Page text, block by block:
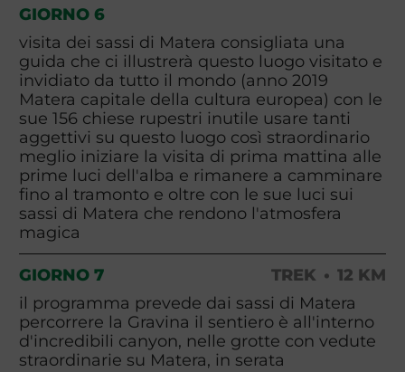
GIORNO 6
visita dei sassi di Matera consigliata una
guida che ci illustrerà questo luogo visitato e
invidiato da tutto il mondo (anno 2019
Matera capitale della cultura europea) con le
sue 156 chiese rupestri inutile usare tanti
aggettivi su questo luogo così straordinario
meglio iniziare la visita di prima mattina alle
prime luci dell'alba e rimanere a camminare
fino al tramonto e oltre con le sue luci sui
sassi di Matera che rendono l'atmosfera
magica
GIORNO 7 TREK
12 KM
il programma prevede dai sassi di Matera
percorrere la Gravina il sentiero è all'interno
d'incredibili canyon, nelle grotte con vedute
straordinarie su Matera, in serata